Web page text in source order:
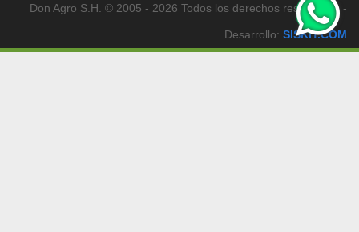
Don Agro S.H. © 2005 - 2026 Todos los derechos reservados -
Desarrollo: SISKIT.COM